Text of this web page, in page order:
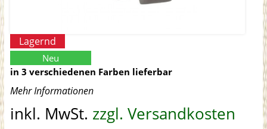
Lagernd
Neu
in 3 verschiedenen Farben lieferbar
Mehr Informationen
inkl. MwSt. zzgl. Versandkosten